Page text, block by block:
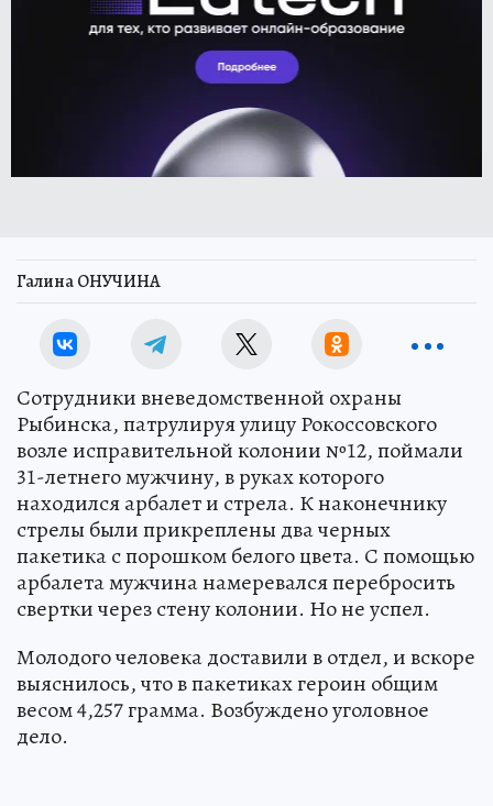
Галина ОНУЧИНА
Сотрудники вневедомственной охраны
Рыбинска, патрулируя улицу Рокоссовского
возле исправительной колонии №12, поймали
31-летнего мужчину, в руках которого
находился арбалет и стрела. К наконечнику
стрелы были прикреплены два черных
пакетика с порошком белого цвета. С помощью
арбалета мужчина намеревался перебросить
свертки через стену колонии. Но не успел.
Молодого человека доставили в отдел, и вскоре
выяснилось, что в пакетиках героин общим
весом 4,257 грамма. Возбуждено уголовное
дело.